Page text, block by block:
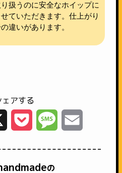
扱うのに安全なホイップに
ていただきます。仕上がり
違いがあります。
ェアする
Pocket Message
の